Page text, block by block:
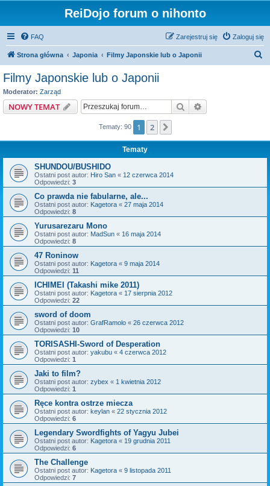
ReiDojo forum o nihonto
FAQ Zaloguj się
Zarejestruj się
Strona główna Japonia Filmy Japonskie lub o Japonii
Filmy Japonskie lub o Japonii
Moderator: Zarząd
NOWY TEMAT Szukaj
Tematy: 90 1 2
Tematy
SHUNDOU/BUSHIDO
Ostatni post autor: Hiro San « 12 czerwca 2014
Odpowiedzi: 3
Co prawda nie fabularne, ale...
Ostatni post autor: Kagetora « 27 maja 2014
Odpowiedzi: 8
Yurusarezaru Mono
Ostatni post autor: MadSun « 16 maja 2014
Odpowiedzi: 8
47 Roninow
Ostatni post autor: Kagetora « 9 maja 2014
Odpowiedzi: 11
ICHIMEI (Takashi mike 2011)
Ostatni post autor: Kagetora « 17 sierpnia 2012
Odpowiedzi: 22
sword of doom
Ostatni post autor: GrafRamolo « 26 czerwca 2012
Odpowiedzi: 10
TORISASHI-Sword of Desperation
Ostatni post autor: yakubu « 4 czerwca 2012
Odpowiedzi: 1
Jaki to film?
Ostatni post autor: zybex « 1 kwietnia 2012
Odpowiedzi: 1
Ręce kontra ostrze miecza
Ostatni post autor: keylan « 22 stycznia 2012
Odpowiedzi: 6
Legendary Swordfights of Yagyu Jubei
Ostatni post autor: Kagetora « 19 grudnia 2011
Odpowiedzi: 6
The Challenge
Ostatni post autor: Kagetora « 9 listopada 2011
Odpowiedzi: 7